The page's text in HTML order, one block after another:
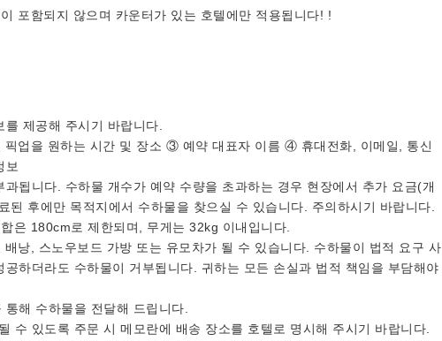
포함되지 않으며 카운터가 있는 호텔에만 적용됩니다! !
제공해 주시기 바랍니다.
업을 원하는 시간 및 장소 ③ 예약 대표자 이름 ④ 휴대전화, 이메일, 통신
보
됩니다. 수하물 개수가 예약 수량을 초과하는 경우 현장에서 추가 요금(개
된 후에만 목적지에서 수하물을 찾으실 수 있습니다. 주의하시기 바랍니다.
은 180cm로 제한되며, 무게는 32kg 이내입니다.
낭, 스노우보드 가방 또는 유모차가 될 수 있습니다. 수하물이 법적 요구 사
하더라도 수하물이 거부됩니다. 귀하는 모든 손실과 법적 책임을 부담해야
해 수하물을 전달해 드립니다.
수 있도록 주문 시 메모란에 배송 장소를 호텔로 명시해 주시기 바랍니다.